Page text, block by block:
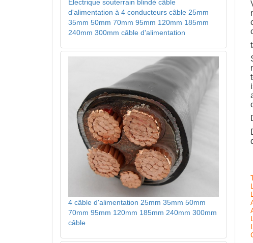
Électrique souterrain blindé câble
d'alimentation à 4 conducteurs câble 25mm
35mm 50mm 70mm 95mm 120mm 185mm
240mm 300mm câble d'alimentation
4 câble d'alimentation 25mm 35mm 50mm
70mm 95mm 120mm 185mm 240mm 300mm
câble